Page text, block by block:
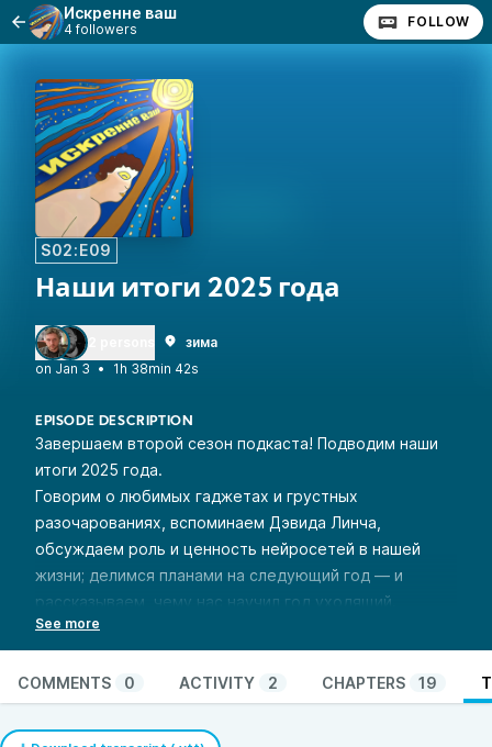
Искренне ваш
4 followers FOLLOW
S02:E09
Наши итоги 2025 года
зима
•
1h 38min 42s
EPISODE DESCRIPTION
Завершаем второй сезон подкаста! Подводим наши
итоги 2025 года.
Говорим о любимых гаджетах и грустных
разочарованиях, вспоминаем Дэвида Линча,
обсуждаем роль и ценность нейросетей в нашей
жизни; делимся планами на следующий год — и
рассказываем, чему нас научил год уходящий.
Внимание:
YouTube. Там немного больше материала благодаря
дополнительным видеовставкам. Посмотреть можно
тут:https://youtu.be/EwdFNoko7Ms
Инфо
COMMENTS 0 ACTIVITY 2 CHAPTERS 19